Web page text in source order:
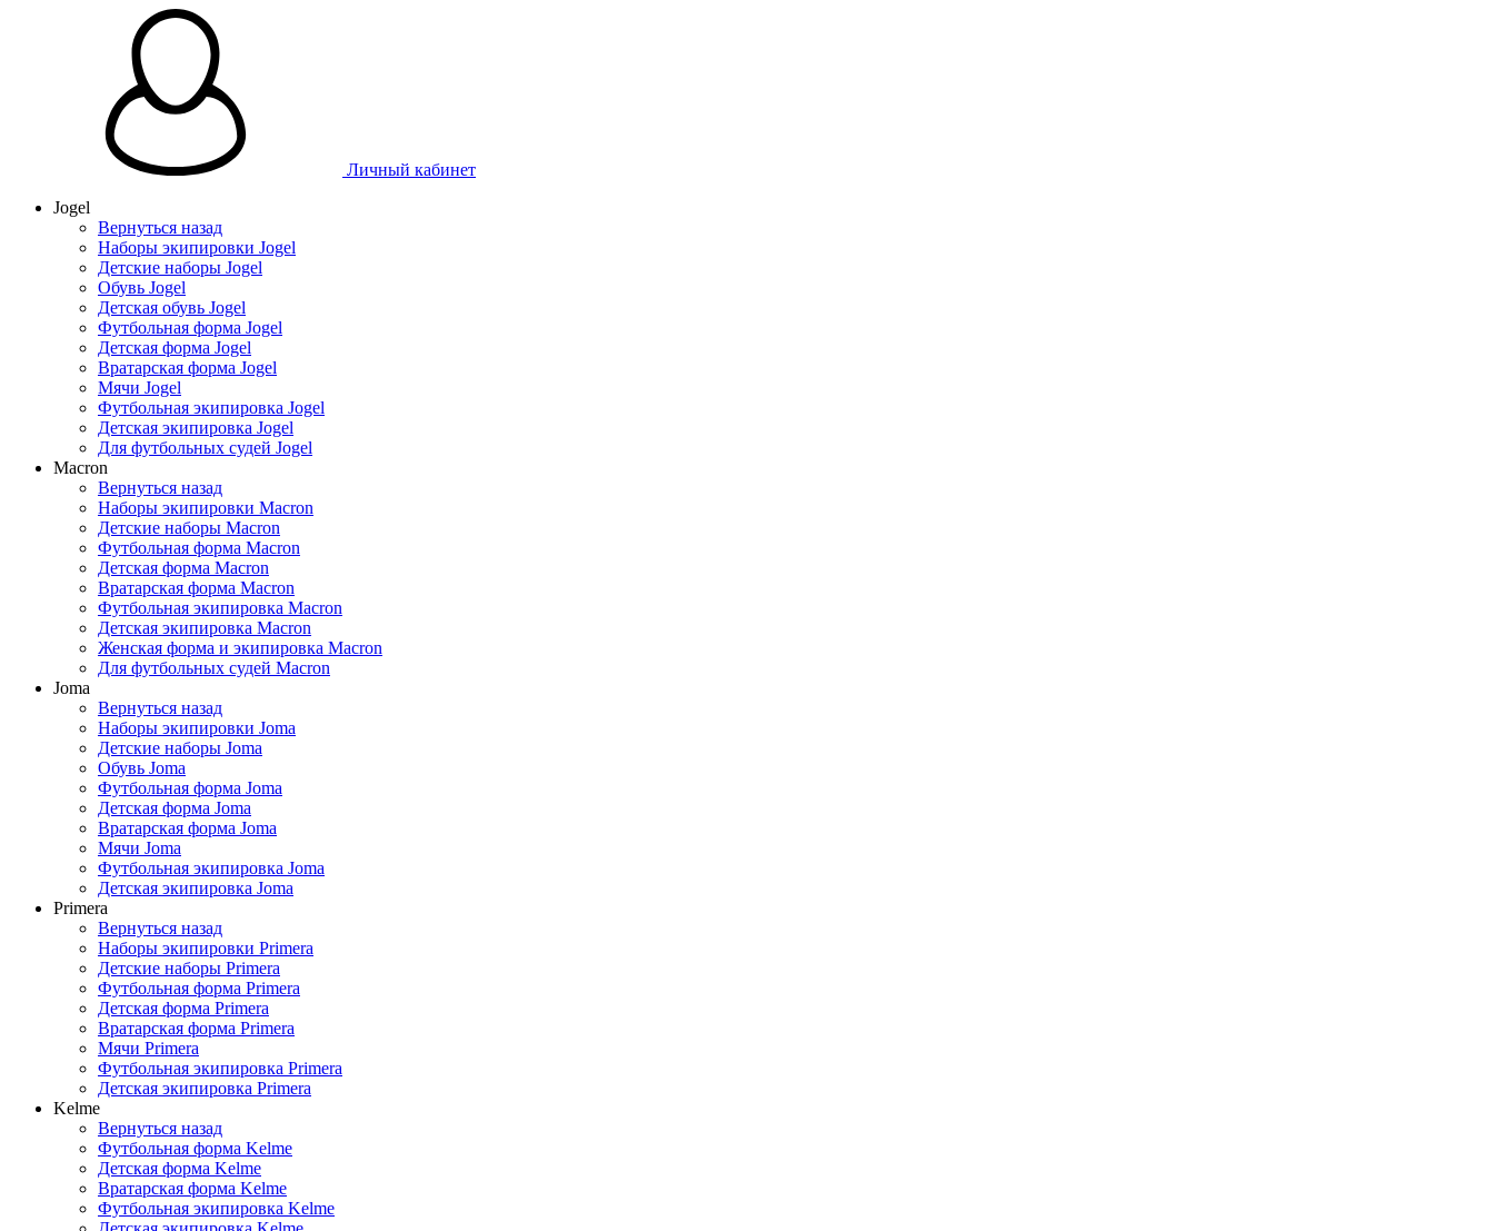
Личный кабинет
Jogel
Вернуться назад
Наборы экипировки Jogel
Детские наборы Jogel
Обувь Jogel
Детская обувь Jogel
Футбольная форма Jogel
Детская форма Jogel
Вратарская форма Jogel
Мячи Jogel
Футбольная экипировка Jogel
Детская экипировка Jogel
Для футбольных судей Jogel
Macron
Вернуться назад
Наборы экипировки Macron
Детские наборы Macron
Футбольная форма Macron
Детская форма Macron
Вратарская форма Macron
Футбольная экипировка Macron
Детская экипировка Macron
Женская форма и экипировка Macron
Для футбольных судей Macron
Joma
Вернуться назад
Наборы экипировки Joma
Детские наборы Joma
Обувь Joma
Футбольная форма Joma
Детская форма Joma
Вратарская форма Joma
Мячи Joma
Футбольная экипировка Joma
Детская экипировка Joma
Primera
Вернуться назад
Наборы экипировки Primera
Детские наборы Primera
Футбольная форма Primera
Детская форма Primera
Вратарская форма Primera
Мячи Primera
Футбольная экипировка Primera
Детская экипировка Primera
Kelme
Вернуться назад
Футбольная форма Kelme
Детская форма Kelme
Вратарская форма Kelme
Футбольная экипировка Kelme